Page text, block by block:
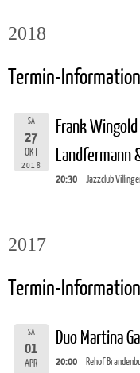
2018
Termin-
SA
27
OKT
2018
Frank
20:30 Jazzclub
2017
Termin-
SA
01
APR
Duo Martina
20:00 Rehof